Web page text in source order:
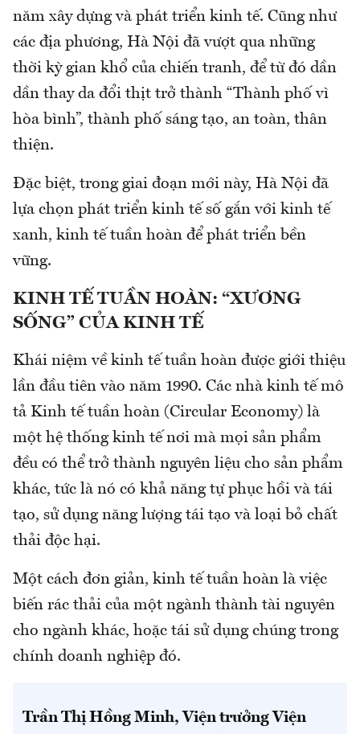
năm xây dựng và phát triển kinh tế. Cũng như
các địa phương, Hà Nội đã vượt qua những
thời kỳ gian khổ của chiến tranh, để từ đó dần
dần thay da đổi thịt trở thành “Thành phố vì
hòa bình”, thành phố sáng tạo, an toàn, thân
thiện.
Đặc biệt, trong giai đoạn mới này, Hà Nội đã
lựa chọn phát triển kinh tế số gắn với kinh tế
xanh, kinh tế tuần hoàn để phát triển bền
vững.
KINH TẾ TUẦN HOÀN: “XƯƠNG
SỐNG” CỦA KINH TẾ
Khái niệm về kinh tế tuần hoàn được giới thiệu
lần đầu tiên vào năm 1990. Các nhà kinh tế mô
tả Kinh tế tuần hoàn (Circular Economy) là
một hệ thống kinh tế nơi mà mọi sản phẩm
đều có thể trở thành nguyên liệu cho sản phẩm
khác, tức là nó có khả năng tự phục hồi và tái
tạo, sử dụng năng lượng tái tạo và loại bỏ chất
thải độc hại.
Một cách đơn giản, kinh tế tuần hoàn là việc
biến rác thải của một ngành thành tài nguyên
cho ngành khác, hoặc tái sử dụng chúng trong
chính doanh nghiệp đó.
Trần Thị Hồng Minh, Viện trưởng Viện